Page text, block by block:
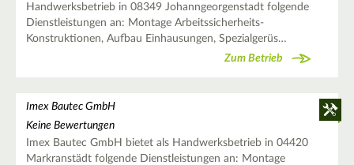
Handwerksbetrieb in 08349 Johanngeorgenstadt folgende
Dienstleistungen an: Montage Arbeitssicherheits-
Konstruktionen, Aufbau Einhausungen, Spezialgerüs…
Zum Betrieb
Imex Bautec GmbH
Keine Bewertungen
Imex Bautec GmbH bietet als Handwerksbetrieb in 04420
Markranstädt folgende Dienstleistungen an: Montage